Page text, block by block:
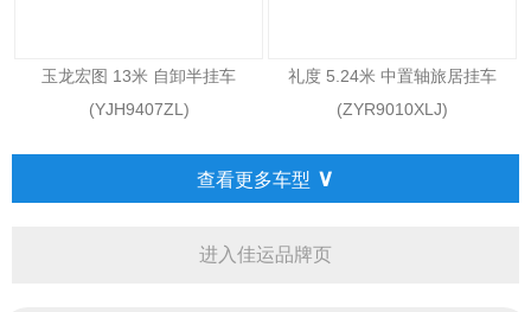
玉龙宏图 13米 自卸半挂车
(YJH9407ZL)
礼度 5.24米 中置轴旅居挂车
(ZYR9010XLJ)
查看更多车型 ∨
进入佳运品牌页